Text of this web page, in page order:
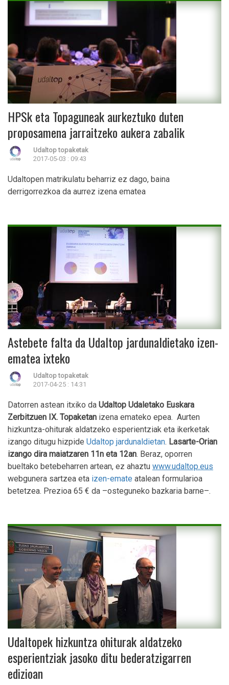
HPSk eta Topaguneak aurkeztuko duten
proposamena jarraitzeko aukera zabalik
Udaltop topaketak
2017-05-03 : 09:43
Udaltopen matrikulatu beharriz ez dago, baina
derrigorrezkoa da aurrez izena ematea
Astebete falta da Udaltop jardunaldietako izen-
ematea ixteko
Udaltop topaketak
2017-04-25 : 14:31
Datorren astean itxiko da Udaltop Udaletako Euskara
Zerbitzuen IX. Topaketan izena emateko epea. Aurten
hizkuntza-ohiturak aldatzeko esperientziak eta ikerketak
izango ditugu hizpide Udaltop jardunaldietan. Lasarte-Orian
izango dira maiatzaren 11n eta 12an. Beraz, oporren
bueltako betebeharren artean, ez ahaztu www.udaltop.eus
webgunera sartzea eta izen-emate atalean formularioa
betetzea. Prezioa 65 € da –osteguneko bazkaria barne–.
Udaltopek hizkuntza ohiturak aldatzeko
esperientziak jasoko ditu bederatzigarren
edizioan